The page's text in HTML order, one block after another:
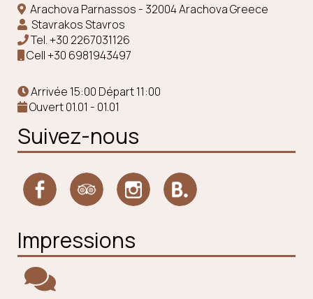
Arachova Parnassos - 32004 Arachova Greece
Stavrakos Stavros
Tel.+30 2267031126
Cell+30 6981943497
Arrivée 15:00 Départ 11:00
Ouvert 01.01 - 01.01
Suivez-nous
Impressions